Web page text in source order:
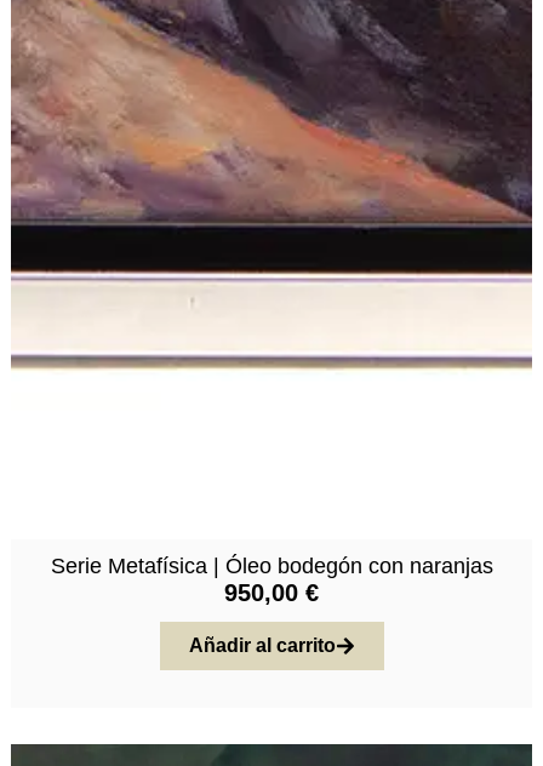
Serie Metafísica | Óleo bodegón con naranjas
950,00 €
Añadir al carrito